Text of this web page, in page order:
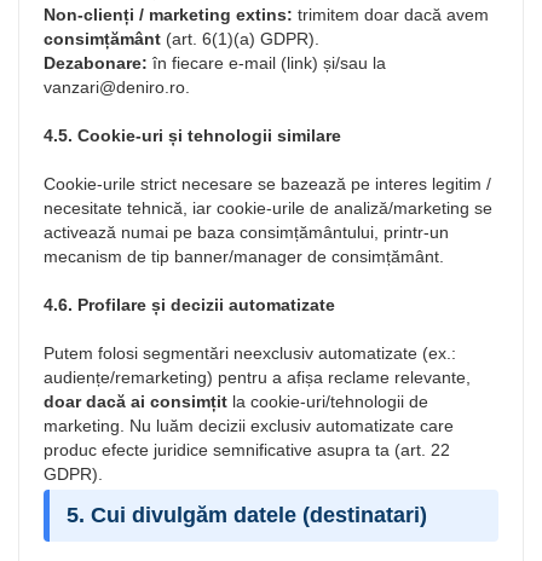
Non-clienți / marketing extins: trimitem doar dacă avem
consimțământ (art. 6(1)(a) GDPR).
Dezabonare: în fiecare e-mail (link) și/sau la
vanzari@deniro.ro
4.5. Cookie-uri și tehnologii similare
Cookie-urile strict necesare se bazează pe interes legitim /
necesitate tehnică, iar cookie-urile de analiză/marketing se
activează numai pe baza consimțământului, printr-un
mecanism de tip banner/manager de consimțământ.
4.6. Profilare și decizii automatizate
Putem folosi segmentări neexclusiv automatizate (ex.:
audiențe/remarketing) pentru a afișa reclame relevante,
doar dacă ai consimțit la cookie-uri/tehnologii de
marketing. Nu luăm decizii exclusiv automatizate care
produc efecte juridice semnificative asupra ta (art. 22
GDPR).
5. Cui divulgăm datele (destinatari)